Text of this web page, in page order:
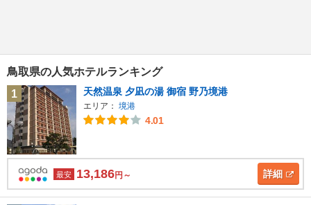
鳥取県の人気ホテルランキング
1
天然温泉 夕凪の湯 御宿 野乃境港
エリア： 境港
4.01
最安 13,186円～ 詳細